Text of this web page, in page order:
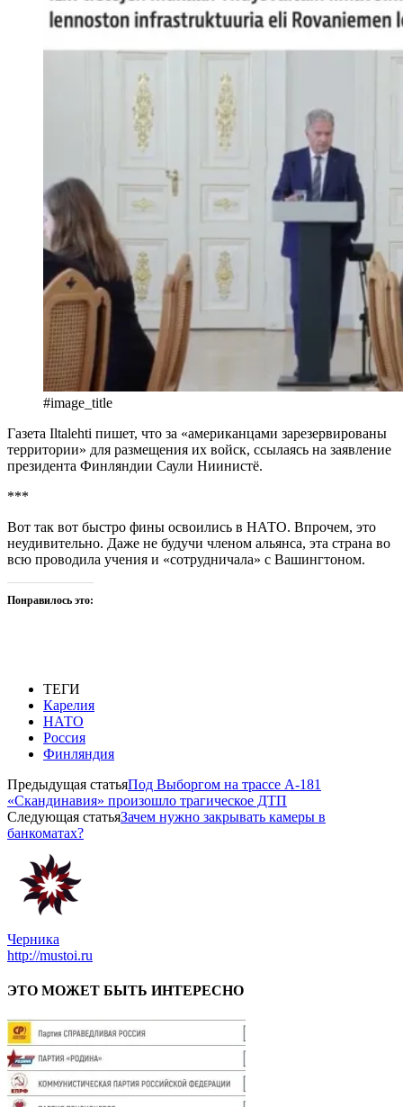
#image_title
Газета Iltalehti пишет, что за «американцами зарезервированы
территории» для размещения их войск, ссылаясь на заявление
президента Финляндии Саули Ниинистё.
***
Вот так вот быстро фины освоились в НАТО. Впрочем, это
неудивительно. Даже не будучи членом альянса, эта страна во
всю проводила учения и «сотрудничала» с Вашингтоном.
Понравилось это:
ТЕГИ
Карелия
НАТО
Россия
Финляндия
Предыдущая статьяПод Выборгом на трассе А-181
«Скандинавия» произошло трагическое ДТП
Следующая статьяЗачем нужно закрывать камеры в
банкоматах?
Черника
http://mustoi.ru
ЭТО МОЖЕТ БЫТЬ ИНТЕРЕСНО